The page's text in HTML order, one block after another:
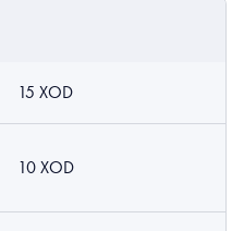
15 XOD
10 XOD